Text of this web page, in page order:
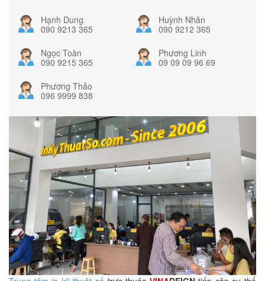
Hạnh Dung
090 9213 365
Huỳnh Nhân
090 9212 365
Ngọc Toàn
090 9215 365
Phương Linh
09 09 09 96 69
Phương Thảo
096 9999 838